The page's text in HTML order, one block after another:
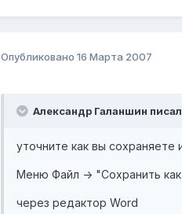
Опубликовано 16 Марта 2007
Александр Галаншин
уточните как вы сохраняете
Меню Файл -> "Сохранить
через редактор Word